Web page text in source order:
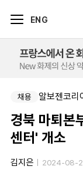
ENG
채용
경북 마퇴본
센터' 개소
김지은 2024-08-